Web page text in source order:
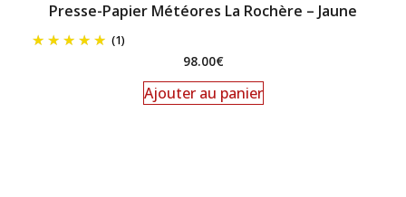
Presse-Papier Météores La Rochère – Jaune
(1)
98.00€
Ajouter au panier